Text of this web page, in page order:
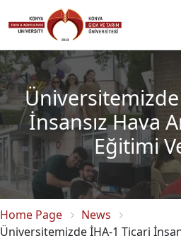
İnsansız Hava
Eğitimi
Home Page
News
Üniversitemizde İHA-1 Ticari